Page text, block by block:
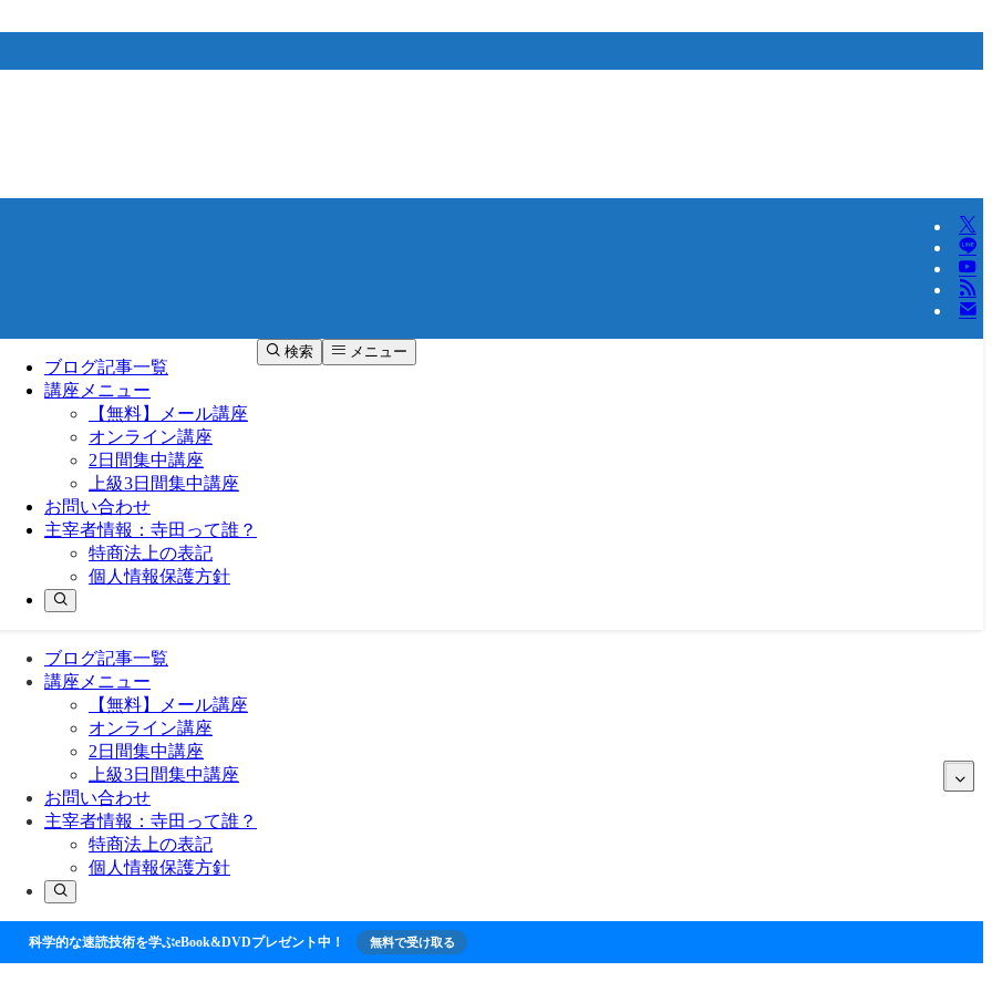
ブログ記事一覧
講座メニュー
【無料】メール講座
オンライン講座
2日間集中講座
上級3日間集中講座
お問い合わせ
主宰者情報：寺田って誰？
特商法上の表記
個人情報保護方針
検索 メニュー
ブログ記事一覧
講座メニュー
【無料】メール講座
オンライン講座
2日間集中講座
上級3日間集中講座
お問い合わせ
主宰者情報：寺田って誰？
特商法上の表記
個人情報保護方針
科学的な速読技術を学ぶeBook&DVDプレゼント中！ 無料で受け取る